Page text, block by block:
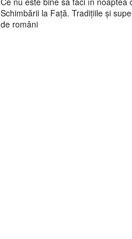
Schimbării la Față. Tradițiile și
de români